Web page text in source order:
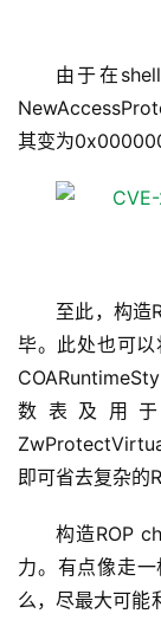
由于在
其变为
至此，构造
毕。此处也可
数表及用
即可省去复杂的
构造ROP
力。有点像走
么，尽最大可能